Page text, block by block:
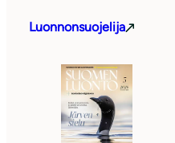
Luonnonsuojelija